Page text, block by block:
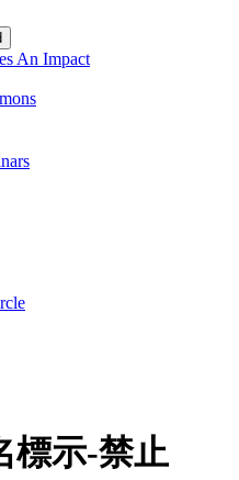
An Impact
標示-禁止